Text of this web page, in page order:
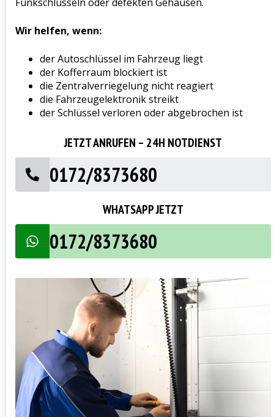
Wir helfen, wenn:
der Autoschlüssel im Fahrzeug liegt
der Kofferraum blockiert ist
die Zentralverriegelung nicht reagiert
die Fahrzeugelektronik streikt
der Schlüssel verloren oder abgebrochen ist
JETZT ANRUFEN – 24H NOTDIENST
0172/8373680
WHATSAPP JETZT
0172/8373680